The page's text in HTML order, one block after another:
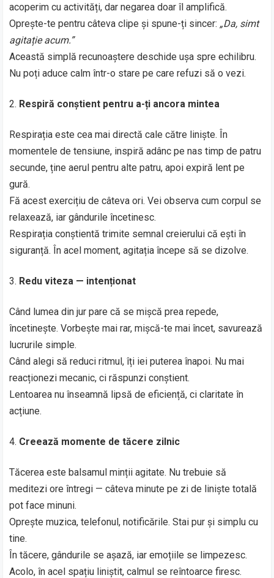
acoperim cu activități, dar negarea doar îl amplifică.
Oprește-te pentru câteva clipe și spune-ți sincer: „Da, simt
agitație acum.”
Această simplă recunoaștere deschide ușa spre echilibru.
Nu poți aduce calm într-o stare pe care refuzi să o vezi.
Respiră conștient pentru a-ți ancora mintea
Respirația este cea mai directă cale către liniște. În
momentele de tensiune, inspiră adânc pe nas timp de patru
secunde, ține aerul pentru alte patru, apoi expiră lent pe
gură.
Fă acest exercițiu de câteva ori. Vei observa cum corpul se
relaxează, iar gândurile încetinesc.
Respirația conștientă trimite semnal creierului că ești în
siguranță. În acel moment, agitația începe să se dizolve.
Redu viteza — intenționat
Când lumea din jur pare că se mișcă prea repede,
încetinește. Vorbește mai rar, mișcă-te mai încet, savurează
lucrurile simple.
Când alegi să reduci ritmul, îți iei puterea înapoi. Nu mai
reacționezi mecanic, ci răspunzi conștient.
Lentoarea nu înseamnă lipsă de eficiență, ci claritate în
acțiune.
Creează momente de tăcere zilnic
Tăcerea este balsamul minții agitate. Nu trebuie să
meditezi ore întregi — câteva minute pe zi de liniște totală
pot face minuni.
Oprește muzica, telefonul, notificările. Stai pur și simplu cu
tine.
În tăcere, gândurile se așază, iar emoțiile se limpezesc.
Acolo, în acel spațiu liniștit, calmul se reîntoarce firesc.